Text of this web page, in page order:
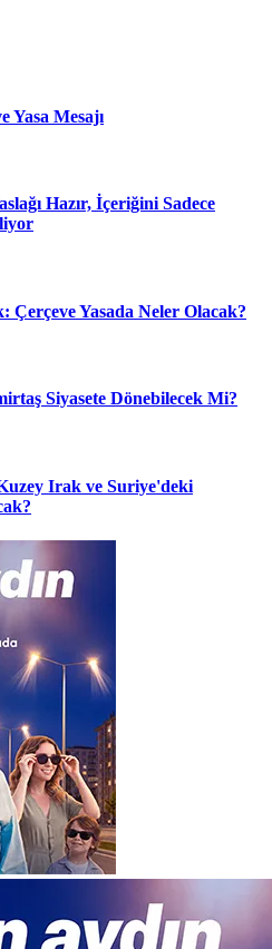
Yasa Mesajı
Hazır, İçeriğini Sadece
Yasada Neler Olacak?
Siyasete Dönebilecek Mi?
Irak ve Suriye'deki